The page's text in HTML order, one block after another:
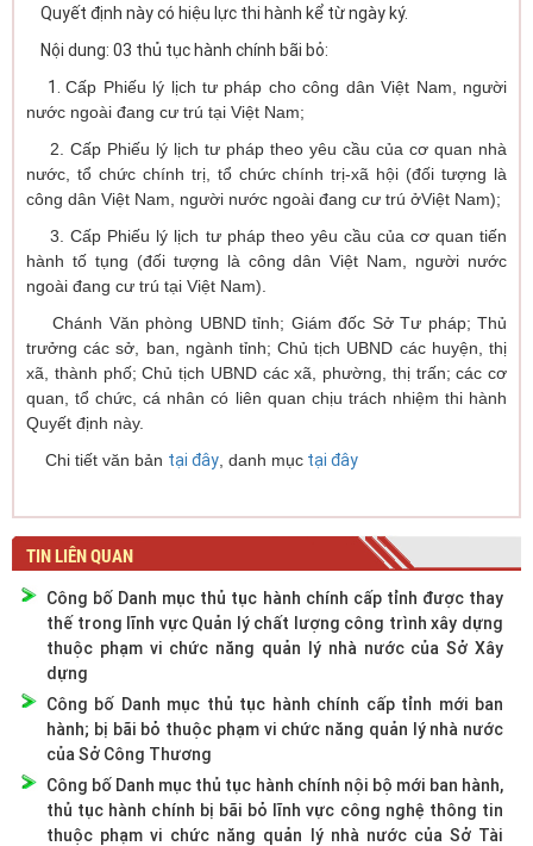
Quyết định này có hiệu lực thi hành kể từ ngày ký.
Nội dung: 03 thủ tục hành chính bãi bỏ:
1.Cấp Phiếu lý lịch tư pháp cho công dân Việt Nam, người
nước ngoài đang cư trú tại Việt Nam;
2. Cấp Phiếu lý lịch tư pháp theo yêu cầu của cơ quan nhà
nước, tổ chức chính trị, tổ chức chính trị-xã hội (đối tượng là
công dân Việt Nam, người nước ngoài đang cư trú ởViệt Nam);
3.Cấp Phiếu lý lịch tư pháp theo yêu cầu của cơ quan tiến
hành tố tụng (đối tượng là công dân Việt Nam, người nước
ngoài đang cư trú tại Việt Nam).
Chánh Văn phòng UBND tỉnh; Giám đốc Sở Tư pháp; Thủ
trưởng các sở, ban, ngành tỉnh; Chủ tịch UBND các huyện, thị
xã, thành phố; Chủ tịch UBND các xã, phường, thị trấn; các cơ
quan, tổ chức, cá nhân có liên quan chịu trách nhiệm thi hành
Quyết định này.
Chi tiết văn bản tại đây , danh mục tại đây
TIN LIÊN QUAN
Công bố Danh mục thủ tục hành chính cấp tỉnh được thay
thế trong lĩnh vực Quản lý chất lượng công trình xây dựng
thuộc phạm vi chức năng quản lý nhà nước của Sở Xây
dựng
Công bố Danh mục thủ tục hành chính cấp tỉnh mới ban
hành; bị bãi bỏ thuộc phạm vi chức năng quản lý nhà nước
của Sở Công Thương
Công bố Danh mục thủ tục hành chính nội bộ mới ban hành,
thủ tục hành chính bị bãi bỏ lĩnh vực công nghệ thông tin
thuộc phạm vi chức năng quản lý nhà nước của Sở Tài